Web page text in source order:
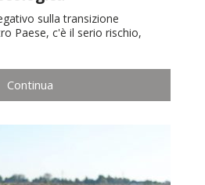
sulla transizione
Paese, c'è il serio rischio,
Continua